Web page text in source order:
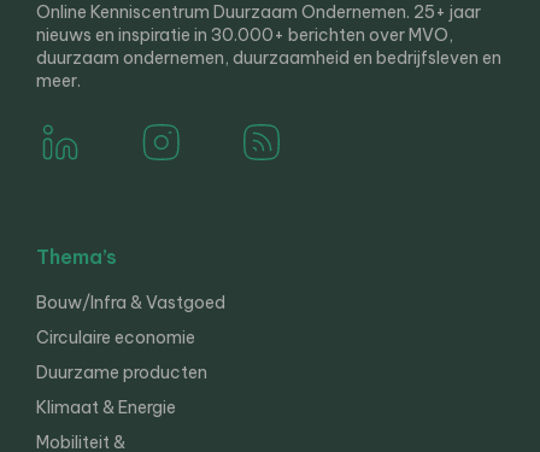
Online Kenniscentrum Duurzaam Ondernemen. 25+ jaar
nieuws en inspiratie in 30.000+ berichten over MVO,
duurzaam ondernemen, duurzaamheid en bedrijfsleven en
meer.
Thema’s
Bouw/Infra & Vastgoed
Circulaire economie
Duurzame producten
Klimaat & Energie
Mobiliteit &